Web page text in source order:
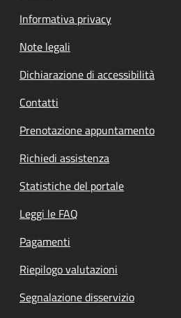
Informativa privacy
Note legali
Dichiarazione di accessibilità
Contatti
Prenotazione appuntamento
Richiedi assistenza
Statistiche del portale
Leggi le FAQ
Pagamenti
Riepilogo valutazioni
Segnalazione disservizio